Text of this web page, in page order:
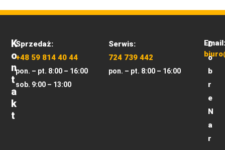
K
O
N
T
A
K
T
Sprzedaż:
+48 59 814 40 44
pon. – pt. 8:00 – 16:00
sob. 9:00 – 13:00
Serwis:
724 739 442
pon. – pt. 8:00 – 16:00
Email:
D
o
b
r
e
N
a
r